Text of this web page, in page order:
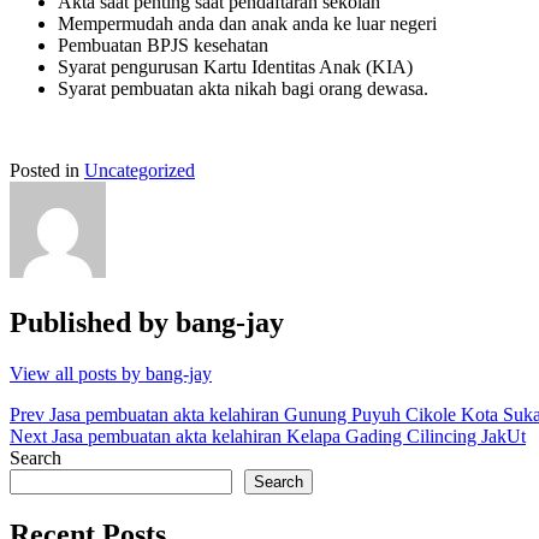
Mempermudah anda dan anak anda ke luar negeri
Pembuatan BPJS kesehatan
Syarat pengurusan Kartu Identitas Anak (KIA)
Syarat pembuatan akta nikah bagi orang dewasa.
Posted in Uncategorized
Published by bang-jay
View all posts by bang-jay
Post
navigation
Prev Jasa pembuatan akta kelahiran Gunung Puyuh Cikole Kota
Next Jasa pembuatan akta kelahiran Kelapa Gading Cilincing JakUt
Search
Search